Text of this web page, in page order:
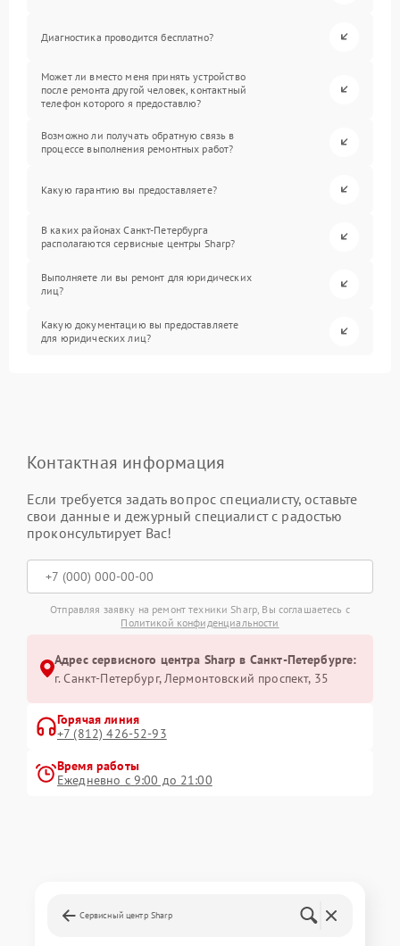
Диагностика проводится бесплатно?
Может ли вместо меня принять устройство
после ремонта другой человек, контактный
телефон которого я предоставлю?
Возможно ли получать обратную связь в
процессе выполнения ремонтных работ?
Какую гарантию вы предоставляете?
В каких районах Санкт-Петербурга
располагаются сервисные центры Sharp?
Выполняете ли вы ремонт для юридических
лиц?
Какую документацию вы предоставляете
для юридических лиц?
Контактная информация
Если требуется задать вопрос специалисту, оставьте
свои данные и дежурный специалист с радостью
проконсультирует Вас!
Отправляя заявку на ремонт техники Sharp, Вы соглашаетесь с
Политикой конфиденциальности
Адрес сервисного центра Sharp в Санкт-Петербурге:
г. Санкт-Петербург, Лермонтовский проспект, 35
Горячая линия
+7 (812) 426-52-93
Время работы
Ежедневно с 9:00 до 21:00
Сервисный центр Sharp